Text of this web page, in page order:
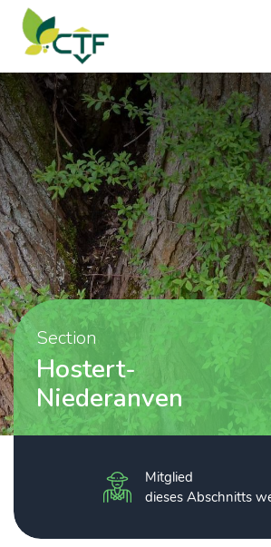
Section
Hostert-
Niederanven
Mitglied
dieses Abschnitts